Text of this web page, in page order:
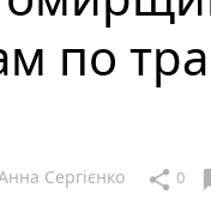
по
Сергієнко share 0